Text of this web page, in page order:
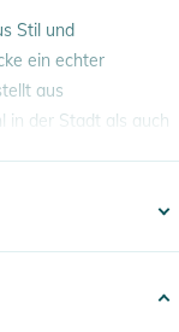
Stil und
ein echter
aus
in der Stadt als auch
ohne dabei